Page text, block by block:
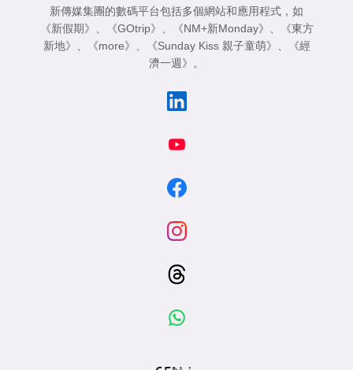
新傳媒集團的數碼平台包括多個網站和應用程式，如
《新假期》 、 《GOtrip》 、 《NM+新Monday》 、
《東方
新地》 、 《more》 、 《Sunday Kiss 親子童萌》 、
《經
濟一週》 。